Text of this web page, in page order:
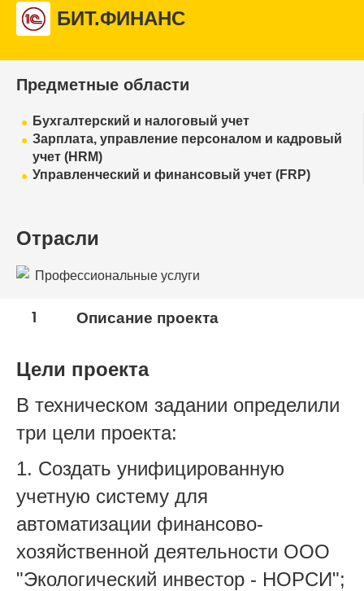
БИТ.ФИНАНС
Предметные области
Бухгалтерский и налоговый учет
Зарплата, управление персоналом и кадровый
учет (HRM)
Управленческий и финансовый учет (FRP)
Отрасли
Профессиональные услуги
1 Описание проекта
Цели проекта
В техническом задании определили
три цели проекта:
1. Создать унифицированную
учетную систему для
автоматизации финансово-
хозяйственной деятельности ООО
"Экологический инвестор - НОРСИ";